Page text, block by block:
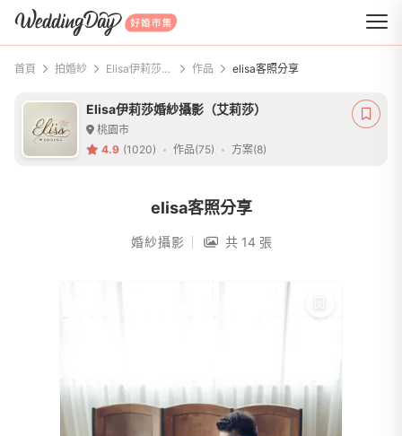
WeddingDay 好婚市集
首頁 拍婚紗 Elisa伊莉莎婚紗攝影（艾莉莎） 作品 elisa客照分享
Elisa伊莉莎婚紗攝影（艾莉莎）
桃園市
4.9 (1020) 作品(75) 方案(8)
elisa客照分享
婚紗攝影 共 14 張